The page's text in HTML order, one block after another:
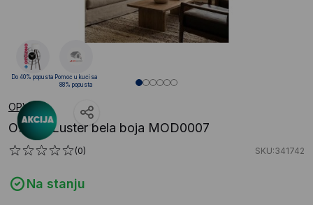
OPVIQ
OPVIQ Luster bela boja MOD0007
(0) SKU:341742
Na stanju
Do 40% popusta Pomoć u kući sa
88% popusta